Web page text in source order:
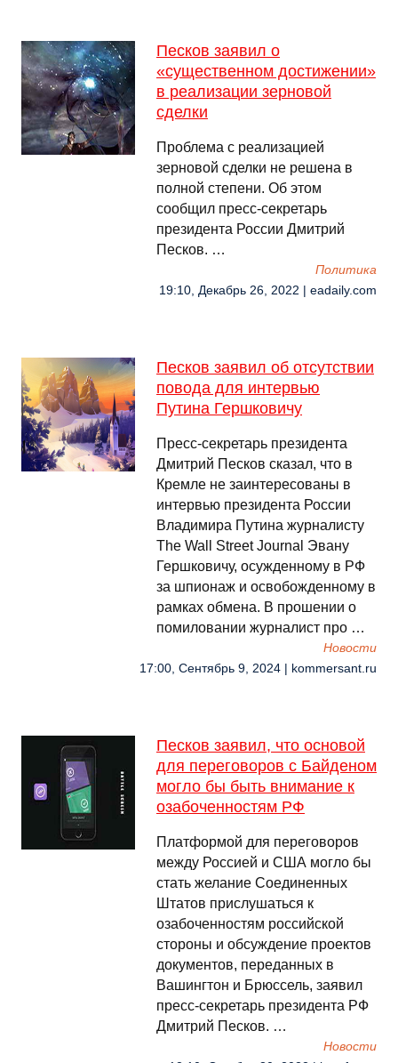
Песков заявил о
«существенном достижении»
в реализации зерновой
сделки
Проблема с реализацией
зерновой сделки не решена в
полной степени. Об этом
сообщил пресс-секретарь
президента России Дмитрий
Песков. …
Политика
19:10, Декабрь 26, 2022 | eadaily.com
Песков заявил об отсутствии
повода для интервью
Путина Гершковичу
Пресс-секретарь президента
Дмитрий Песков сказал, что в
Кремле не заинтересованы в
интервью президента России
Владимира Путина журналисту
The Wall Street Journal Эвану
Гершковичу, осужденному в РФ
за шпионаж и освобожденному в
рамках обмена. В прошении о
помиловании журналист про …
Новости
17:00, Сентябрь 9, 2024 | kommersant.ru
Песков заявил, что основой
для переговоров с Байденом
могло бы быть внимание к
озабоченностям РФ
Платформой для переговоров
между Россией и США могло бы
стать желание Соединенных
Штатов прислушаться к
озабоченностям российской
стороны и обсуждение проектов
документов, переданных в
Вашингтон и Брюссель, заявил
пресс-секретарь президента РФ
Дмитрий Песков. …
Новости